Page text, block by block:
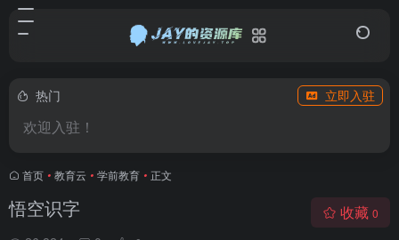
热门 立即入驻
欢迎入驻！
首页 • 教育云 • 学前教育 • 正文
悟空识字 收藏 0